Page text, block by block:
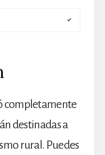
completamente
destinadas a
rural. Puedes